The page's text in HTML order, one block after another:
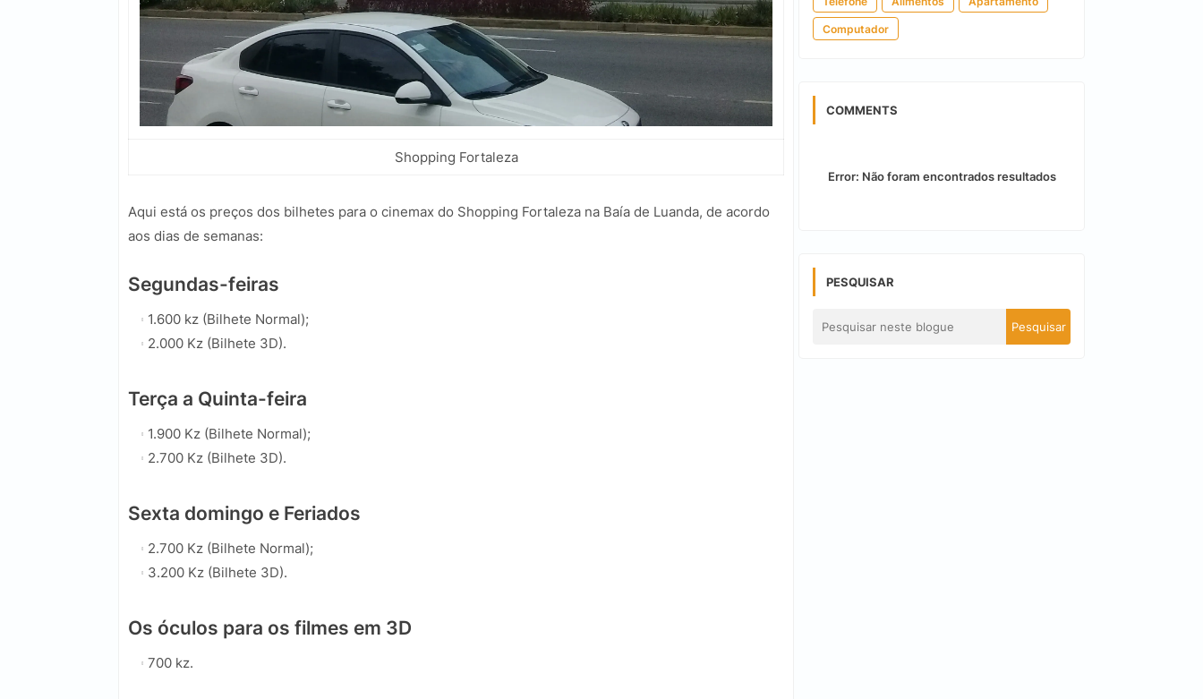
Shopping Fortaleza
Aqui está os preços dos bilhetes para o cinemax do Shopping Fortaleza na Baía de Luanda, de acordo
aos dias de semanas:
Segundas-feiras
1.600 kz (Bilhete Normal);
2.000 Kz (Bilhete 3D).
Terça a Quinta-feira
1.900 Kz (Bilhete Normal);
2.700 Kz (Bilhete 3D).
Sexta domingo e Feriados
2.700 Kz (Bilhete Normal);
3.200 Kz (Bilhete 3D).
Os óculos para os filmes em 3D
700 kz.
Computador
COMMENTS
Error: Não foram encontrados resultados
PESQUISAR